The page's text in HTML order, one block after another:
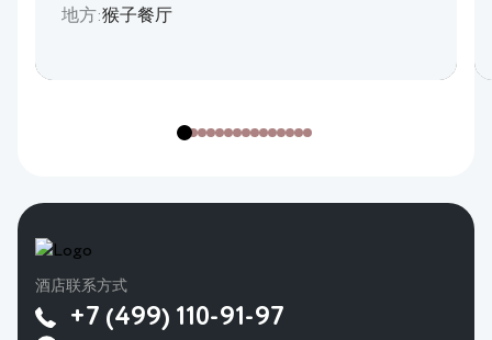
地方:猴子餐厅
酒店联系方式
+7 (499) 110-91-97